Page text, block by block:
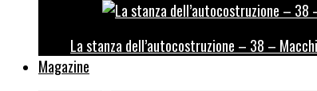
La stanza dell’autocostruzione – 38 –
Magazine